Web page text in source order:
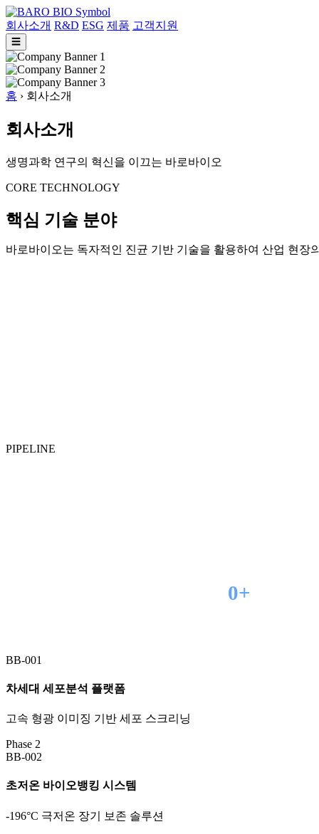
회사소개 R&D ESG 제품 고객지원
☰
홈 › 회사소개
회사소개
생명과학 연구의 혁신을 이끄는 바로바이오
CORE TECHNOLOGY
핵심 기술 분야
바로바이오는 독자적인 진균 기반 기술을 활용하여 산업 현
PIPELINE
0+
BB-001
차세대 세포분석 플랫폼
고속 형광 이미징 기반 세포 스크리닝
Phase 2
BB-002
초저온 바이오뱅킹 시스템
-196°C 극저온 장기 보존 솔루션